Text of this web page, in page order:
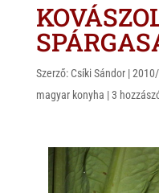
Szerző: Csíki Sándor|
magyar konyha |3